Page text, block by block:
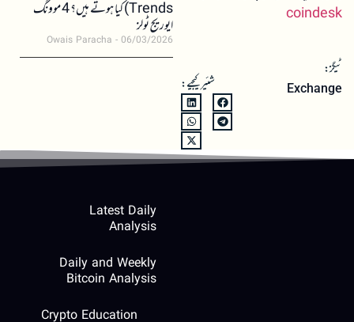
coindesk
ٹیگز:
Exchange شئیر کیجیے:
Trends) کیا ہوتے ہیں؟ 4 موونگ
ایوریج ٹولز
Owais Paracha 06/03/2026
Latest Daily
Analysis
Daily and Weekly
Bitcoin Analysis
Crypto Education